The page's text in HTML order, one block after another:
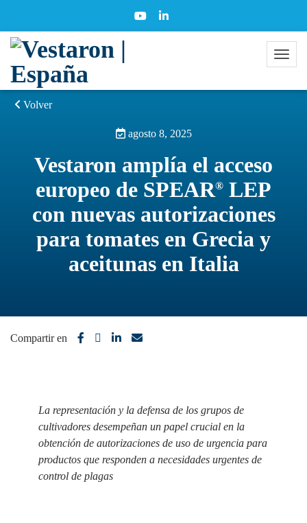
Volver
agosto 8, 2025
Vestaron amplía el acceso
europeo de SPEAR® LEP
con nuevas autorizaciones
para tomates en Grecia y
aceitunas en Italia
Compartir en
La representación y la defensa de los grupos de
cultivadores desempeñan un papel crucial en la
obtención de autorizaciones de uso de urgencia para
productos que responden a necesidades urgentes de
control de plagas